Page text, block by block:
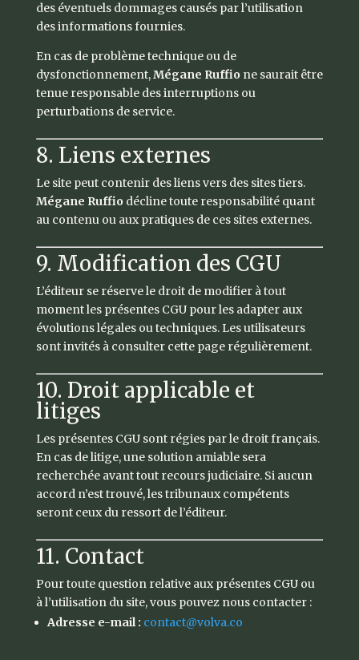
des éventuels dommages causés par l’utilisation
des informations fournies.
En cas de problème technique ou de
dysfonctionnement,Mégane Ruffio ne saurait être
tenue responsable des interruptions ou
perturbations de service.
8. Liens externes
Le site peut contenir des liens vers des sites tiers.
Mégane Ruffio décline toute responsabilité quant
au contenu ou aux pratiques de ces sites externes.
9. Modification des CGU
L’éditeur se réserve le droit de modifier à tout
moment les présentes CGU pour les adapter aux
évolutions légales ou techniques. Les utilisateurs
sont invités à consulter cette page régulièrement.
10. Droit applicable et
litiges
Les présentes CGU sont régies par le droit français.
En cas de litige, une solution amiable sera
recherchée avant tout recours judiciaire. Si aucun
accord n’est trouvé, les tribunaux compétents
seront ceux du ressort de l’éditeur.
11. Contact
Pour toute question relative aux présentes CGU ou
à l’utilisation du site, vous pouvez nous contacter :
Adresse e-mail : contact@volva.co